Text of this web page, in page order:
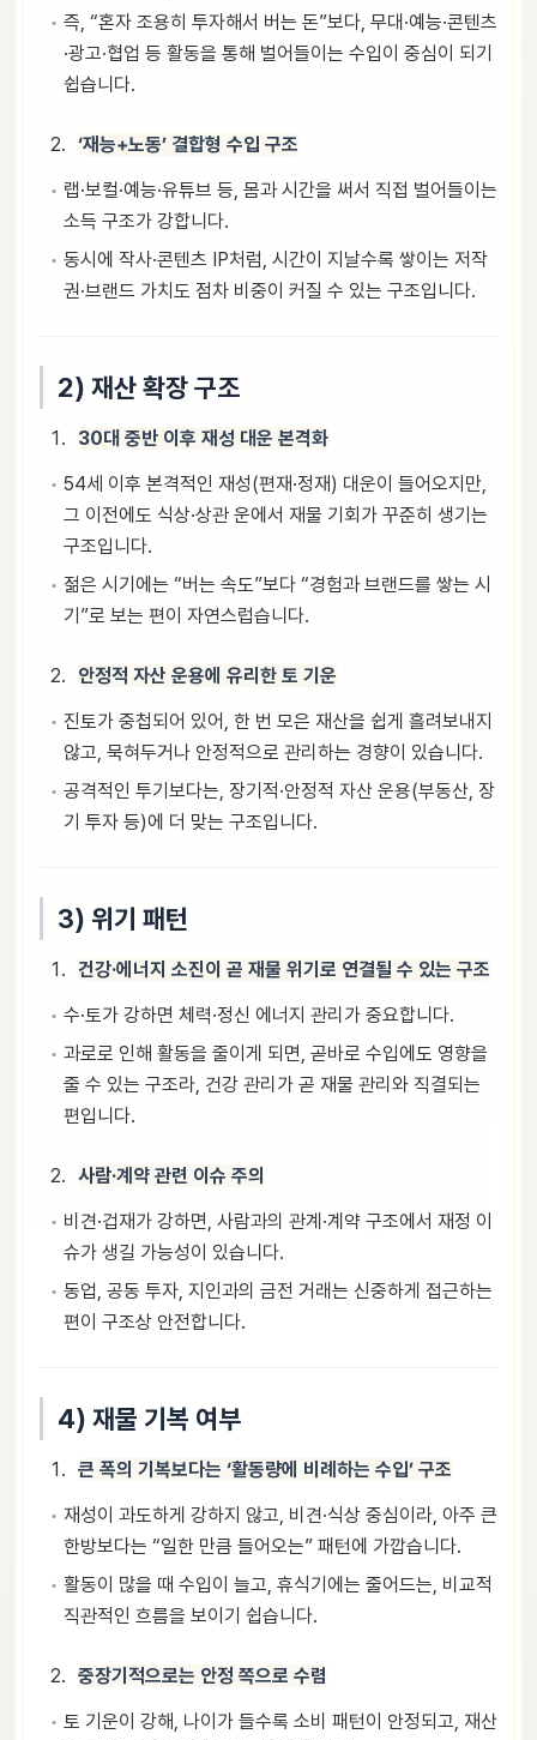
즉, “혼자 조용히 투자해서 버는 돈”보다, 무대·예능·콘텐츠
·광고·협업 등 활동을 통해 벌어들이는 수입이 중심이 되기
쉽습니다.
‘재능+노동’ 결합형 수입 구조
랩·보컬·예능·유튜브 등, 몸과 시간을 써서 직접 벌어들이는
소득 구조가 강합니다.
동시에 작사·콘텐츠 IP처럼, 시간이 지날수록 쌓이는 저작
권·브랜드 가치도 점차 비중이 커질 수 있는 구조입니다.
2) 재산 확장 구조
30대 중반 이후 재성 대운 본격화
54세 이후 본격적인 재성(편재·정재) 대운이 들어오지만,
그 이전에도 식상·상관 운에서 재물 기회가 꾸준히 생기는
구조입니다.
젊은 시기에는 “버는 속도”보다 “경험과 브랜드를 쌓는 시
기”로 보는 편이 자연스럽습니다.
안정적 자산 운용에 유리한 토 기운
진토가 중첩되어 있어, 한 번 모은 재산을 쉽게 흘려보내지
않고, 묵혀두거나 안정적으로 관리하는 경향이 있습니다.
공격적인 투기보다는, 장기적·안정적 자산 운용(부동산, 장
기 투자 등)에 더 맞는 구조입니다.
3) 위기 패턴
건강·에너지 소진이 곧 재물 위기로 연결될 수 있는 구조
수·토가 강하면 체력·정신 에너지 관리가 중요합니다.
과로로 인해 활동을 줄이게 되면, 곧바로 수입에도 영향을
줄 수 있는 구조라, 건강 관리가 곧 재물 관리와 직결되는
편입니다.
사람·계약 관련 이슈 주의
비견·겁재가 강하면, 사람과의 관계·계약 구조에서 재정 이
슈가 생길 가능성이 있습니다.
동업, 공동 투자, 지인과의 금전 거래는 신중하게 접근하는
편이 구조상 안전합니다.
4) 재물 기복 여부
큰 폭의 기복보다는 ‘활동량에 비례하는 수입’ 구조
재성이 과도하게 강하지 않고, 비견·식상 중심이라, 아주 큰
한방보다는 “일한 만큼 들어오는” 패턴에 가깝습니다.
활동이 많을 때 수입이 늘고, 휴식기에는 줄어드는, 비교적
직관적인 흐름을 보이기 쉽습니다.
중장기적으로는 안정 쪽으로 수렴
토 기운이 강해, 나이가 들수록 소비 패턴이 안정되고, 재산